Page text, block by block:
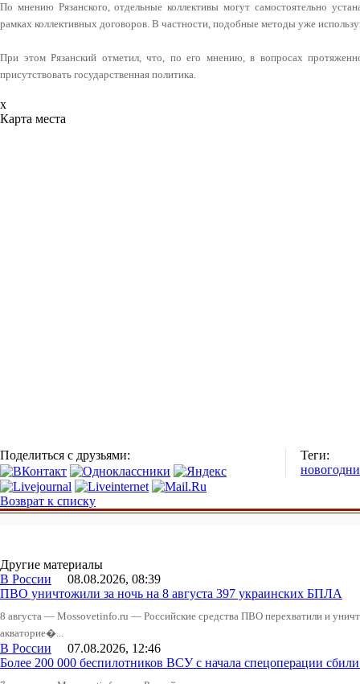
По мнению Рязанского, отдельные коллективы могут самостоятельно
рамках коллективных договоров. В частности, подобные методы уже
При этом Рязанский отметил, что, по его мнению, в вопросах
присутствовать государственная политика.
x
Карта места
Поделиться с друзьями:
Теги:
Возврат к списку
Другие материалы
В России 08.08.2026, 08:39
ПВО уничтожили за ночь на 8 августа 397 украинских БПЛА
8 августа — Mossovetinfo.ru — Российские средства ПВО перехватили и
акваторие�...
В России 07.08.2026, 12:46
Более 200 000 беспилотников ВСУ с начала спецоперации